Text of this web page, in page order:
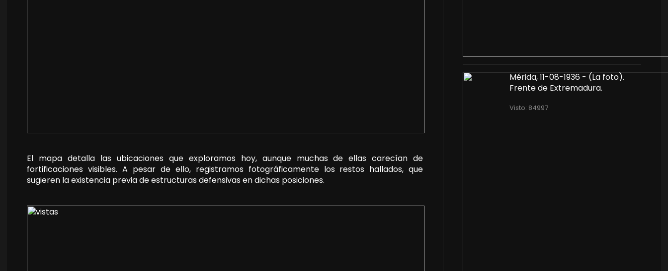
⁣El mapa detalla las ubicaciones que exploramos hoy, aunque muchas de ellas carecían de
fortificaciones visibles. A pesar de ello, registramos fotográficamente los restos hallados, que
sugieren la existencia previa de estructuras defensivas en dichas posiciones.
Mérida, 11-08-1936 - (La foto).
Frente de Extremadura.
Visto: 84997